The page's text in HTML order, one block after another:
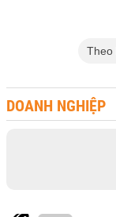
Theo
DOANH NGHIỆP